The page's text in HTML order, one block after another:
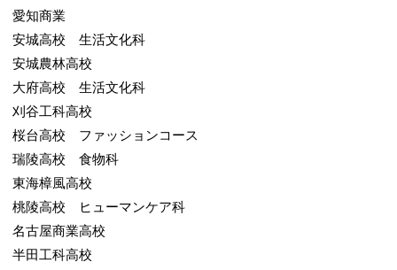
愛知商業
安城高校 生活文化科
安城農林高校
大府高校 生活文化科
刈谷工科高校
桜台高校 ファッションコース
瑞陵高校 食物科
東海樟風高校
桃陵高校 ヒューマンケア科
名古屋商業高校
半田工科高校